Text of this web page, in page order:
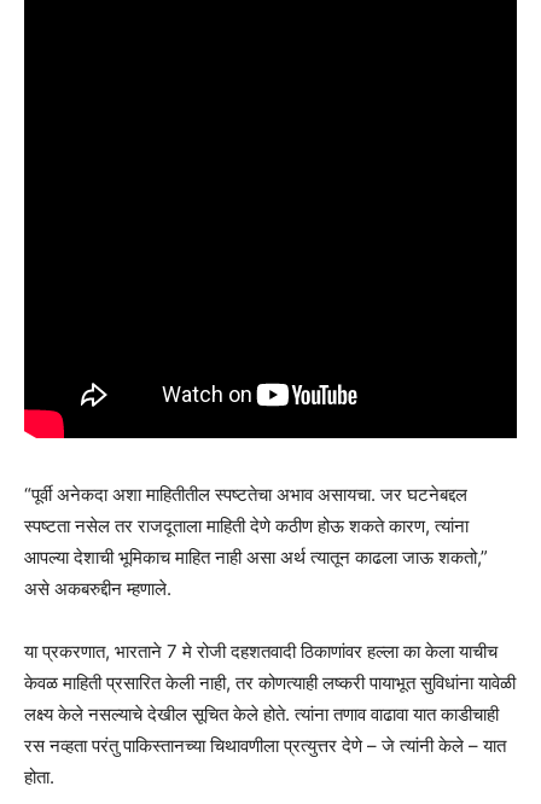
“पूर्वी अनेकदा अशा माहितीतील स्पष्टतेचा अभाव असायचा. जर घटनेबद्दल
स्पष्टता नसेल तर राजदूताला माहिती देणे कठीण होऊ शकते कारण, त्यांना
आपल्या देशाची भूमिकाच माहित नाही असा अर्थ त्यातून काढला जाऊ शकतो,”
असे अकबरुद्दीन म्हणाले.
या प्रकरणात, भारताने 7 मे रोजी दहशतवादी ठिकाणांवर हल्ला का केला याचीच
केवळ माहिती प्रसारित केली नाही, तर कोणत्याही लष्करी पायाभूत सुविधांना यावेळी
लक्ष्य केले नसल्याचे देखील सूचित केले होते. त्यांना तणाव वाढावा यात काडीचाही
रस नव्हता परंतु पाकिस्तानच्या चिथावणीला प्रत्युत्तर देणे – जे त्यांनी केले – यात
होता.